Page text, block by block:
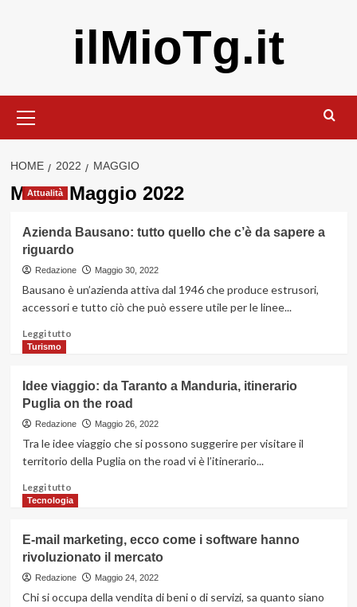
ilMioTg.it
principale
HOME 2022 MAGGIO
Mese:Maggio 2022
Attualità
Azienda Bausano: tutto quello che c’è da sapere a
riguardo
Redazione Maggio 30, 2022
Bausano è un’azienda attiva dal 1946 che produce estrusori,
accessori e tutto ciò che può essere utile per le linee...
Leggi tuttoLeggi
Azienda
Bausano:
tutto
quello
c’è
sapere
Turismo
Idee viaggio: da Taranto a Manduria, itinerario
Puglia on the road
Redazione Maggio 26, 2022
Tra le idee viaggio che si possono suggerire per visitare il
territorio della Puglia on the road vi è l’itinerario...
Leggi tuttoLeggi
di
Idee
viaggio:
da
Taranto
Tecnologia
E-mail marketing, ecco come i software hanno
rivoluzionato il mercato
Redazione Maggio 24, 2022
Chi si occupa della vendita di beni o di servizi, sa quanto siano